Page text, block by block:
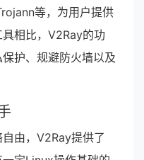
等，为用户提供
相比，V2Ray的功
护、规避防火墙以及
由，V2Ray提供了